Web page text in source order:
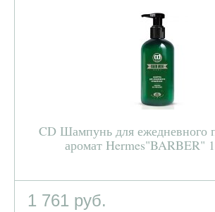
CD Шампунь для ежедневного
аромат Hermes"BARBER"
1 761 руб.